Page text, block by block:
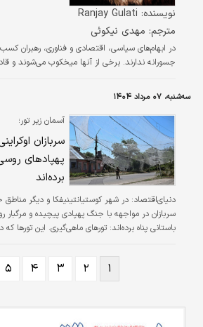
نویسنده: Ranjay Gulati
مترجم: مهدی نیکوئی
در ابهام‌های سیاسی، اقتصادی و فناوری، رهبران
جسورانه ندارند. برخی از آنها میخکوب می‌شوند و
سه‌شنبه، ۰۷ مرداد ۱۴۰۴
آسمان زیر تور؛
سربازان
پهپادهای
برده‌اند
دنیای‌اقتصاد: در شهر کوستیانتینیفکا و دیگر
سربازان در مواجهه با جنگ پهپادی پیچیده و مرگبار
باستانی پناه برده‌اند: تورهای ماهی‌گیری. این تورها
اوکراینی فراهم می‌کنند. با این حال، این دفاع ساده
گویای وضعیت وخیم در این شهر است که در آستانه
حملات تابستانی روسیه قرار دارد.
۱ ۲ ۳ ۴ ۵